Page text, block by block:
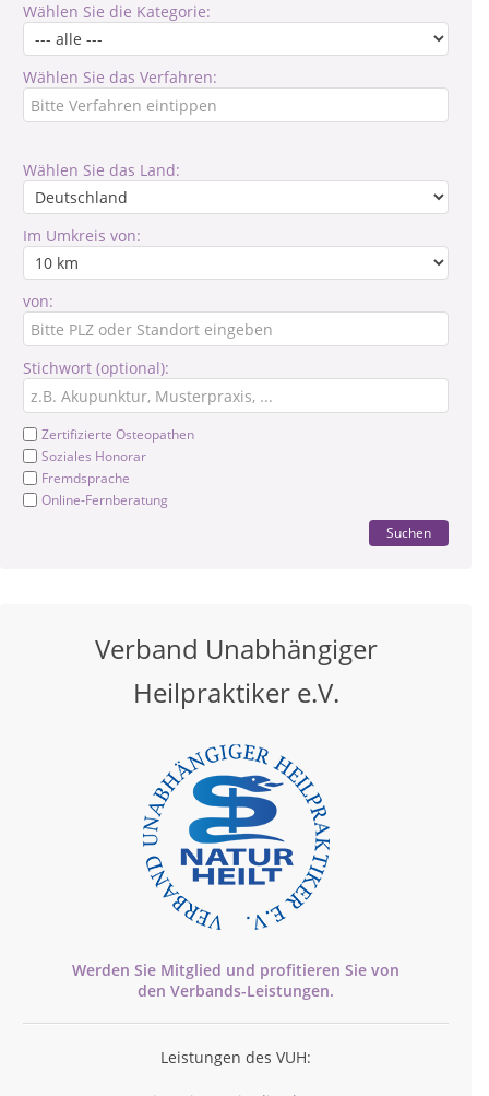
Wählen Sie die Kategorie:
Wählen Sie das Verfahren:
Wählen Sie das Land:
Im Umkreis von:
von:
Stichwort (optional):
Zertifizierte Osteopathen
Soziales Honorar
Fremdsprache
Online-Fernberatung
Suchen
Verband Unabhängiger
Heilpraktiker e.V.
Werden Sie Mitglied und profitieren Sie von
den Verbands-Leistungen.
Leistungen des VUH: